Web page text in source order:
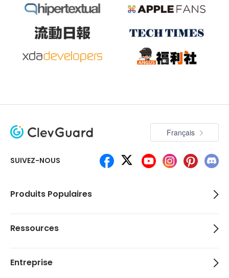
SUIVEZ-NOUS
Français
Produits Populaires
Ressources
Entreprise